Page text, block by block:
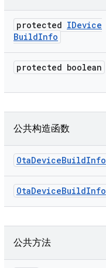
protected IDevice
BuildInfo
protected boolean
公共构造函数
OtaDeviceBuildInfo
OtaDeviceBuildInfo
公共方法